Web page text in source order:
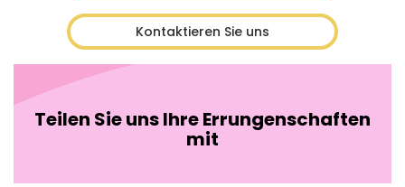
Kontaktieren Sie uns
Teilen Sie uns Ihre Errungenschaften
mit